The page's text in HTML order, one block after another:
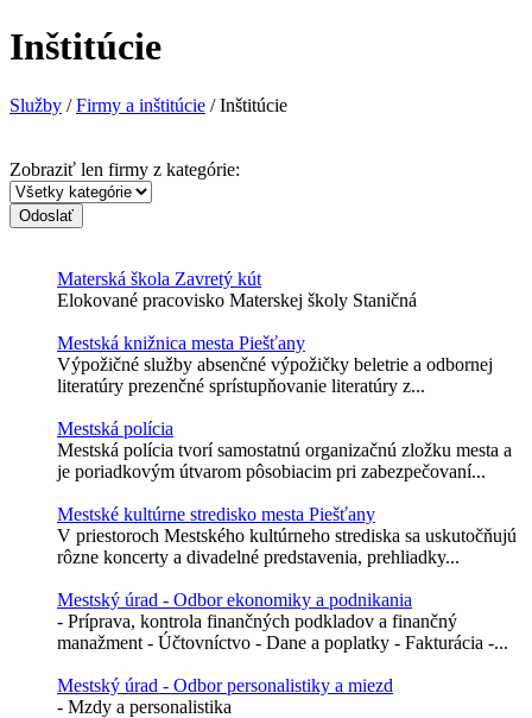
Inštitúcie
Služby /Firmy a inštitúcie / Inštitúcie
Zobraziť len firmy z kategórie:
Odoslať
Materská škola Zavretý kút
Elokované pracovisko Materskej školy Staničná
Mestská knižnica mesta Piešťany
Výpožičné služby absenčné výpožičky beletrie a odbornej
literatúry prezenčné sprístupňovanie literatúry z...
Mestská polícia
Mestská polícia tvorí samostatnú organizačnú zložku mesta a
je poriadkovým útvarom pôsobiacim pri zabezpečovaní...
Mestské kultúrne stredisko mesta Piešťany
V priestoroch Mestského kultúrneho strediska sa uskutočňujú
rôzne koncerty a divadelné predstavenia, prehliadky...
Mestský úrad - Odbor ekonomiky a podnikania
- Príprava, kontrola finančných podkladov a finančný
manažment - Účtovníctvo - Dane a poplatky - Fakturácia -...
Mestský úrad - Odbor personalistiky a miezd
- Mzdy a personalistika